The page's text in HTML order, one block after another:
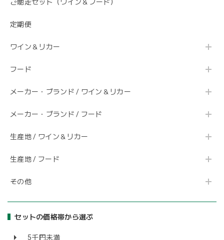
ご馳走セット（ワイン＆フード）
定期便
ワイン＆リカー
フード
メーカー・ブランド / ワイン＆リカー
メーカー・ブランド / フード
生産地 / ワイン＆リカー
生産地 / フード
その他
セットの価格帯から選ぶ
5千円未満